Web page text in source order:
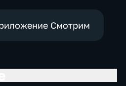
Смотрим